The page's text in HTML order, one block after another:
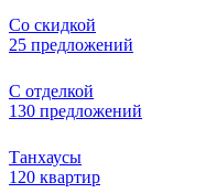
Со скидкой
25 предложений
С отделкой
130 предложений
Танхаусы
120 квартир